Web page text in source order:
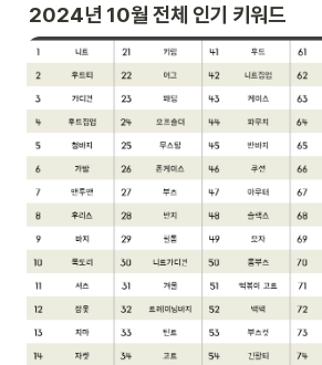
2024년 10월 전체 인기 키워드